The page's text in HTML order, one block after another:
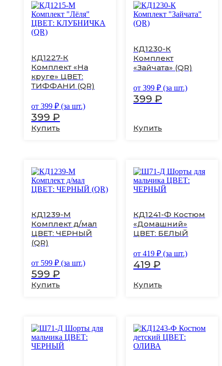
КД1227-К
Комплект «На
круге» ЦВЕТ:
ТИФФАНИ (QR)
от 399 ₽ (за шт.)
399 ₽
Купить
Этот
товар
имеет
несколько
можно
выбрать
на
странице
КД1230-К
Комплект
«Зайчата» (QR)
от 399 ₽ (за шт.)
399 ₽
Купить
Этот
товар
имеет
Опции
можно
выбрать
странице
товара.
КД1239-М
Комплект д/мал
ЦВЕТ: ЧЕРНЫЙ
(QR)
от 599 ₽ (за шт.)
599 ₽
Купить
Этот
товар
имеет
Опции
можно
выбрать
на
товара.
КД1241-Ф Костюм
«Домашний»
ЦВЕТ: БЕЛЫЙ
от 419 ₽ (за шт.)
419 ₽
Купить
Этот
товар
имеет
Опции
можно
выбрать
странице
товара.
Этот
товар
имеет
Этот
товар
имеет